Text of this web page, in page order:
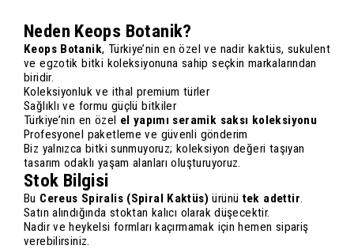
Neden Keops Botanik?
Keops Botanik, Türkiye’nin en özel ve nadir kaktüs, sukulent
ve egzotik bitki koleksiyonuna sahip seçkin markalarından
biridir.
Koleksiyonluk ve ithal premium türler
Sağlıklı ve formu güçlü bitkiler
Türkiye’nin en özel el yapımı seramik saksı koleksiyonu
Profesyonel paketleme ve güvenli gönderim
Biz yalnızca bitki sunmuyoruz; koleksiyon değeri taşıyan
tasarım odaklı yaşam alanları oluşturuyoruz.
Stok Bilgisi
Bu Cereus Spiralis (Spiral Kaktüs) ürünü tek adettir.
Satın alındığında stoktan kalıcı olarak düşecektir.
Nadir ve heykelsi formları kaçırmamak için hemen sipariş
verebilirsiniz.